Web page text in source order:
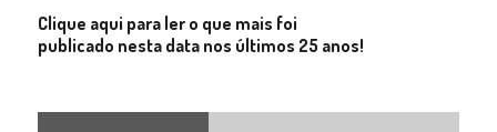
Clique aqui para ler o que mais foi
publicado nesta data nos últimos 25 anos!